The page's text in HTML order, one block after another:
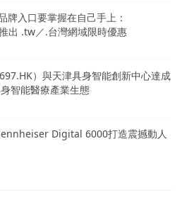
牌入口要掌握在自己手上：
出 .tw／.台灣網域限時優惠
）與天津具身智能創新中心達成
智能醫療產業生態
Digital 6000打造震撼動人